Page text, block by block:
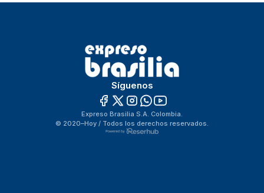
Síguenos
Expreso Brasilia S.A. Colombia.
© 2020–Hoy / Todos los derechos reservados.